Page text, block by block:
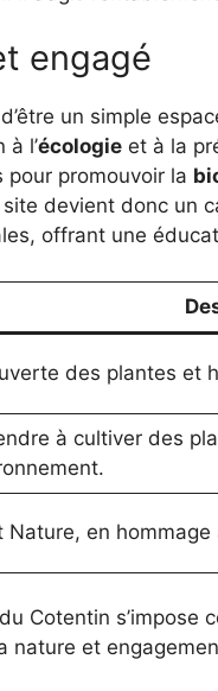
engagé
un simple
l’écologie et à la
pour promouvoir la
devient donc un
offrant une
des plantes et
à cultiver des
Nature, en hommage
Cotentin s’impose
nature et